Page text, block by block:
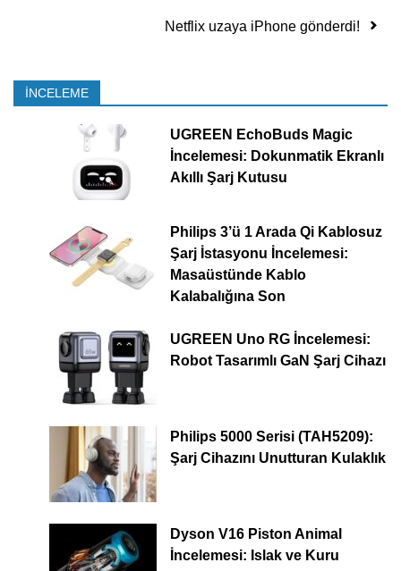
Netflix uzaya iPhone gönderdi!
İNCELEME
UGREEN EchoBuds Magic
İncelemesi: Dokunmatik Ekranlı
Akıllı Şarj Kutusu
Philips 3’ü 1 Arada Qi Kablosuz
Şarj İstasyonu İncelemesi:
Masaüstünde Kablo
Kalabalığına Son
UGREEN Uno RG İncelemesi:
Robot Tasarımlı GaN Şarj Cihazı
Philips 5000 Serisi (TAH5209):
Şarj Cihazını Unutturan Kulaklık
Dyson V16 Piston Animal
İncelemesi: Islak ve Kuru